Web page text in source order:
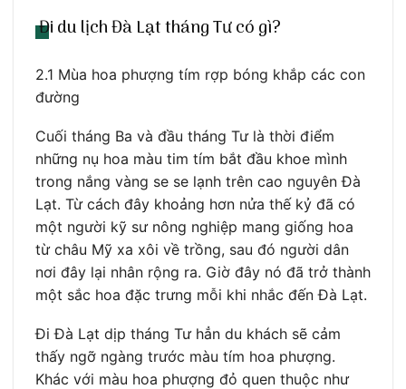
Đi du lịch Đà Lạt tháng Tư có gì?
2.1 Mùa hoa phượng tím rợp bóng khắp các con
đường
Cuối tháng Ba và đầu tháng Tư là thời điểm
những nụ hoa màu tim tím bắt đầu khoe mình
trong nắng vàng se se lạnh trên cao nguyên Đà
Lạt. Từ cách đây khoảng hơn nửa thế kỷ đã có
một người kỹ sư nông nghiệp mang giống hoa
từ châu Mỹ xa xôi về trồng, sau đó người dân
nơi đây lại nhân rộng ra. Giờ đây nó đã trở thành
một sắc hoa đặc trưng mỗi khi nhắc đến Đà Lạt.
Đi Đà Lạt dịp tháng Tư hẳn du khách sẽ cảm
thấy ngỡ ngàng trước màu tím hoa phượng.
Khác với màu hoa phượng đỏ quen thuộc như